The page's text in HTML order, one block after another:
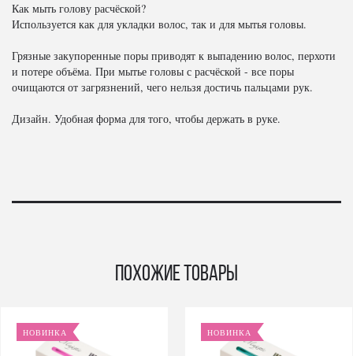
Как мыть голову расчёской?
Используется как для укладки волос, так и для мытья головы.
Грязные закупоренные поры приводят к выпадению волос, перхоти
и потере объёма. При мытье головы с расчёской - все поры
очищаются от загрязнений, чего нельзя достичь пальцами рук.
Дизайн. Удобная форма для того, чтобы держать в руке.
Похожие товары
НОВИНКА НОВИНКА